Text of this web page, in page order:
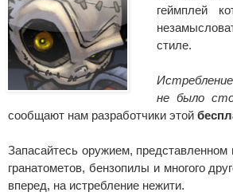
геймплей
стиле.
не было
сообщают нам разработчики этой
Запасайтесь оружием, представленном
гранатометов, бензопилы и многого
вперед, на истребление нежити.